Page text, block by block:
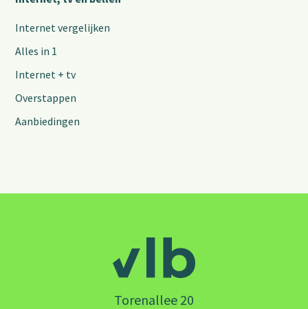
Internet vergelijken
Alles in 1
Internet + tv
Overstappen
Aanbiedingen
Torenallee 20